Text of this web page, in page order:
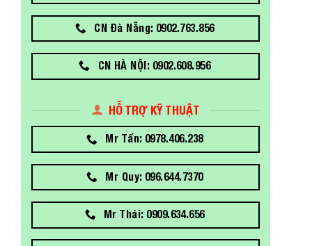
CN Đà Nẵng: 0902.763.856
CN HÀ NỘI: 0902.608.956
HỖ TRỢ KỸ THUẬT
Mr Tấn: 0978.406.238
Mr Quy: 096.644.7370
Mr Thái: 0909.634.656